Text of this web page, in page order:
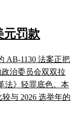
元罚款
AB-1130 法案正把
治委员会双双拉
法》轻罪底色。本
与 2026 选举年的